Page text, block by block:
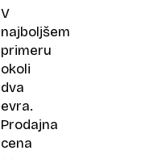
V
najboljšem
primeru
okoli
dva
evra.
Prodajna
cena